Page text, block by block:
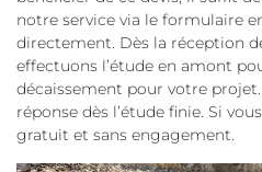
notre service via le formulaire
directement. Dès la réception
effectuons l’étude en amont
décaissement pour votre
réponse dès l’étude finie. Si
gratuit et sans engagement.